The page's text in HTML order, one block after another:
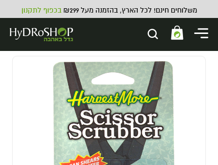
משלוחים חינם! לכל הארץ, בהזמנה מעל ₪299 בכפוף לתקנון
מפוח צנטריפוגלי VENTS VK - 250
מק"ש 4 צול
₪459.00